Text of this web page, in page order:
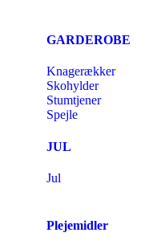
GARDEROBE
Knagerækker
Skohylder
Stumtjener
Spejle
JUL
Jul
Plejemidler